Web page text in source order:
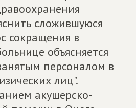
сложившуюся
сокращения в
объясняется
персоналом в
лиц".
акушерско-